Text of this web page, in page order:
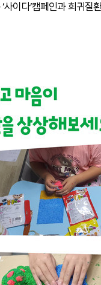
이다’캠페인과 희귀질